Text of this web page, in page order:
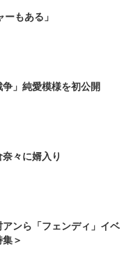
もある」
」純愛模様を初公開
々に婿入り
ンら「フェンディ」イベ
＞